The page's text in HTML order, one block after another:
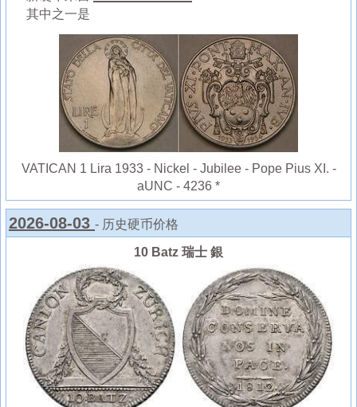
其中之一是
VATICAN 1 Lira 1933 - Nickel - Jubilee - Pope Pius XI. -
aUNC - 4236 *
2026-08-03 - 历史硬币价格
10 Batz 瑞士 銀